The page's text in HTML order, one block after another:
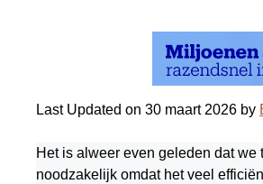
Last Updated on 30 maart 2026 by
Het is alweer even geleden dat
noodzakelijk omdat het veel